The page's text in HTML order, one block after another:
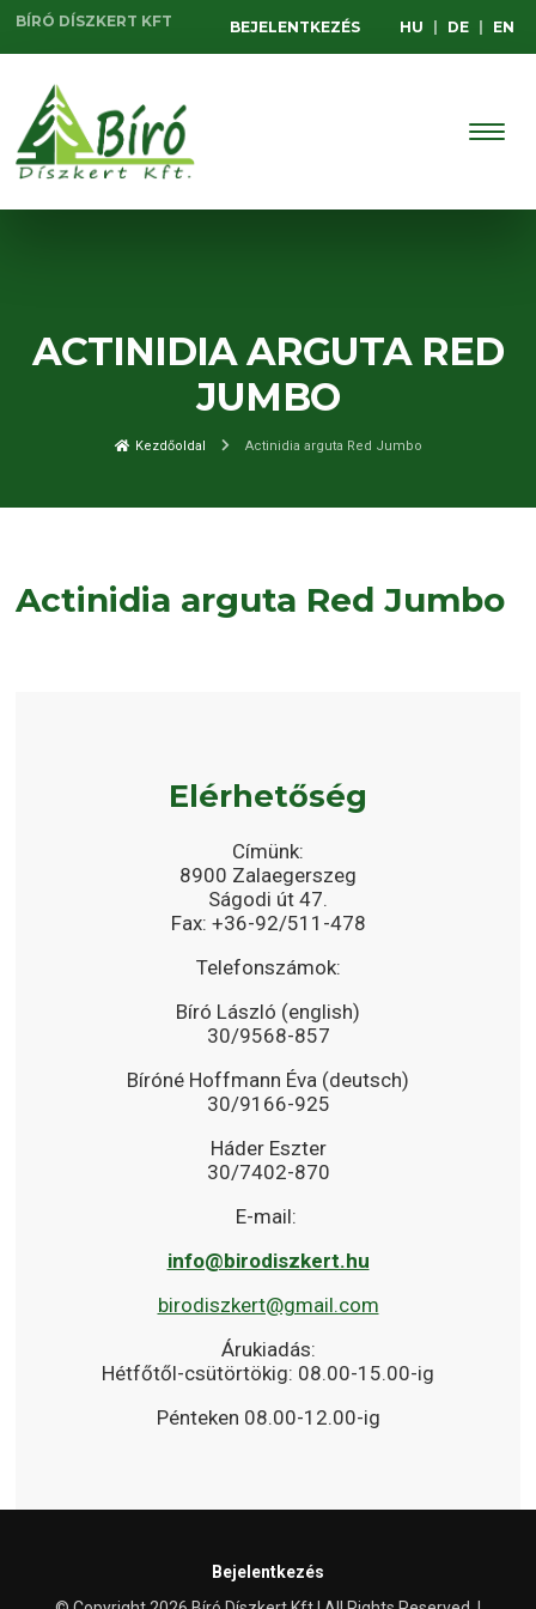
BÍRÓ DÍSZKERT KFT BEJELENTKEZÉS HU DE EN
ACTINIDIA ARGUTA RED
JUMBO
Kezdőoldal Actinidia arguta Red Jumbo
Actinidia arguta Red Jumbo
Elérhetőség
Címünk:
8900 Zalaegerszeg
Ságodi út 47.
Fax: +36-92/511-478
Telefonszámok:
Bíró László (english)
30/9568-857
Bíróné Hoffmann Éva (deutsch)
30/9166-925
Háder Eszter
30/7402-870
E-mail:
info@birodiszkert.hu
birodiszkert@gmail.com
Árukiadás:
Hétfőtől-csütörtökig: 08.00-15.00-ig
Pénteken 08.00-12.00-ig
Bejelentkezés